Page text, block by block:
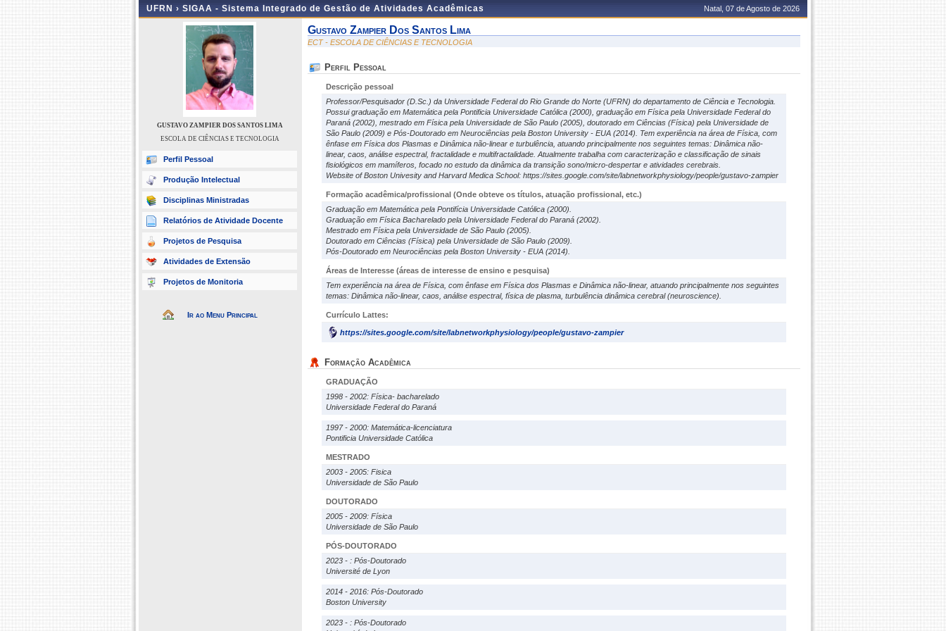
UFRN › SIGAA - Sistema Integrado de Gestão de Atividades Acadêmicas Natal, 07 de Agosto de 2026
GUSTAVO ZAMPIER DOS SANTOS LIMA
ESCOLA DE CIÊNCIAS E TECNOLOGIA
Perfil Pessoal
Produção Intelectual
Disciplinas Ministradas
Relatórios de Atividade Docente
Projetos de Pesquisa
Atividades de Extensão
Projetos de Monitoria
Ir ao Menu Principal
Gustavo Zampier Dos Santos Lima
ECT - ESCOLA DE CIÊNCIAS E TECNOLOGIA
Perfil Pessoal
Descrição pessoal
Professor/Pesquisador (D.Sc.) da Universidade Federal do Rio Grande do Norte (UFRN) do departamento de Ciência e Tecnologia.
Possui graduação em Matemática pela Pontificia Universidade Católica (2000), graduação em Física pela Universidade Federal do
Paraná (2002), mestrado em Física pela Universidade de São Paulo (2005), doutorado em Ciências (Física) pela Universidade de
São Paulo (2009) e Pós-Doutorado em Neurociências pela Boston University - EUA (2014). Tem experiência na área de Física, com
ênfase em Física dos Plasmas e Dinâmica não-linear e turbulência, atuando principalmente nos seguintes temas: Dinâmica não-
linear, caos, análise espectral, fractalidade e multifractalidade. Atualmente trabalha com caracterização e classificação de sinais
fisiológicos em mamíferos, focado no estudo da dinâmica da transição sono/micro-despertar e atividades cerebrais.
Website of Boston Univesity and Harvard Medica School: https://sites.google.com/site/labnetworkphysiology/people/gustavo-zampier
Formação acadêmica/profissional (Onde obteve os títulos, atuação profissional, etc.)
Graduação em Matemática pela Pontifícia Universidade Católica (2000).
Graduação em Física Bacharelado pela Universidade Federal do Paraná (2002).
Mestrado em Física pela Universidade de São Paulo (2005).
Doutorado em Ciências (Física) pela Universidade de São Paulo (2009).
Pós-Doutorado em Neurociências pela Boston University - EUA (2014).
Áreas de Interesse (áreas de interesse de ensino e pesquisa)
Tem experiência na área de Física, com ênfase em Física dos Plasmas e Dinâmica não-linear, atuando principalmente nos seguintes
temas: Dinâmica não-linear, caos, análise espectral, física de plasma, turbulência dinâmica cerebral (neuroscience).
Currículo Lattes:
https://sites.google.com/site/labnetworkphysiology/people/gustavo-zampier
Formação Acadêmica
GRADUAÇÃO
1998 - 2002: Física- bacharelado
Universidade Federal do Paraná
1997 - 2000: Matemática-licenciatura
Pontificia Universidade Católica
MESTRADO
2003 - 2005: Fisica
Universidade de São Paulo
DOUTORADO
2005 - 2009: Física
Universidade de São Paulo
PÓS-DOUTORADO
2023 - : Pós-Doutorado
Université de Lyon
2014 - 2016: Pós-Doutorado
Boston University
2023 - : Pós-Doutorado